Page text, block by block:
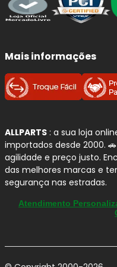
BILSTEIN B4:
equivalente ao
quem busca
do veículo.
BILSTEIN B6:
performance ,
controle,
dirigibilidade,
segurança,
controle
Mais informações
ALLPARTS : a sua loja
importados desde 2000.
agilidade e preço justo.
das melhores marcas e
segurança nas estradas.
Atendimento